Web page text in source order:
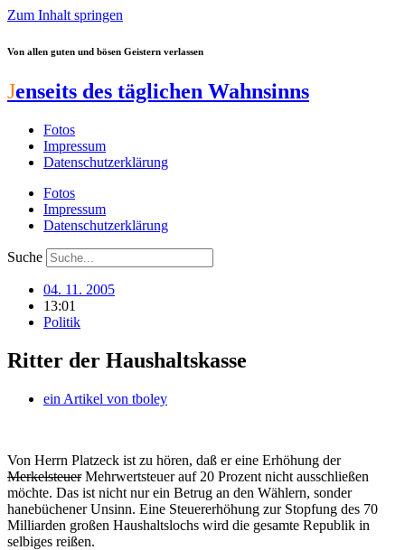
Zum Inhalt springen
Von allen guten und bösen Geistern verlassen
Jenseits des täglichen Wahnsinns
Fotos
Impressum
Datenschutzerklärung
Fotos
Impressum
Datenschutzerklärung
Suche
04. 11. 2005
13:01
Politik
Ritter der Haushaltskasse
ein Artikel von tboley
Von Herrn Platzeck ist zu hören, daß er eine Erhöhung der
MerkelsteuerMehrwertsteuer auf 20 Prozent nicht ausschließen
möchte. Das ist nicht nur ein Betrug an den Wählern, sonder
hanebüchener Unsinn. Eine Steuererhöhung zur Stopfung des 70
Milliarden großen Haushaltslochs wird die gesamte Republik in
selbiges reißen.